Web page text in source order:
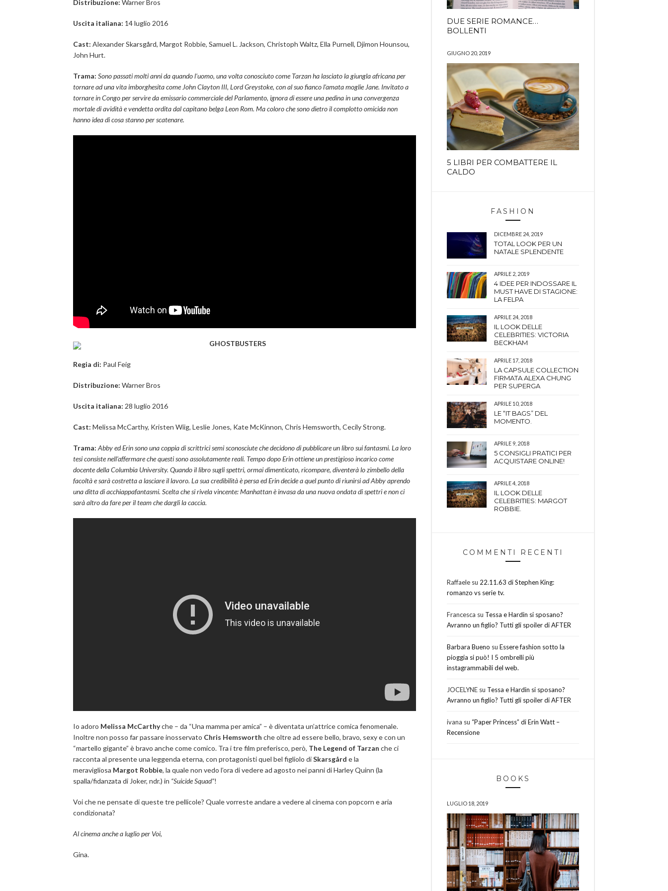
Distribuzione: Warner Bros
Uscita italiana: 14 luglio 2016
Cast: Alexander Skarsgård, Margot Robbie, Samuel L. Jackson, Christoph Waltz, Ella Purnell, Djimon Hounsou,
John Hurt.
Trama: Sono passati molti anni da quando l’uomo, una volta conosciuto come Tarzan ha lasciato la giungla africana per
tornare ad una vita imborghesita come John Clayton III, Lord Greystoke, con al suo fianco l’amata moglie Jane. Invitato a
tornare in Congo per servire da emissario commerciale del Parlamento, ignora di essere una pedina in una convergenza
mortale di avidità e vendetta ordita dal capitano belga Leon Rom. Ma coloro che sono dietro il complotto omicida non
hanno idea di cosa stanno per scatenare.
GHOSTBUSTERS
Regia di: Paul Feig
Distribuzione: Warner Bros
Uscita italiana: 28 luglio 2016
Cast: Melissa McCarthy, Kristen Wiig, Leslie Jones, Kate McKinnon, Chris Hemsworth, Cecily Strong.
Trama: Abby ed Erin sono una coppia di scrittrici semi sconosciute che decidono di pubblicare un libro sui fantasmi. La loro
tesi consiste nell’affermare che questi sono assolutamente reali. Tempo dopo Erin ottiene un prestigioso incarico come
docente della Columbia University. Quando il libro sugli spettri, ormai dimenticato, ricompare, diventerà lo zimbello della
facoltà e sarà costretta a lasciare il lavoro. La sua credibilità è persa ed Erin decide a quel punto di riunirsi ad Abby aprendo
una ditta di acchiappafantasmi. Scelta che si rivela vincente: Manhattan è invasa da una nuova ondata di spettri e non ci
sarà altro da fare per il team che dargli la caccia.
Io adoro Melissa McCarthyche – da “Una mamma per amica” – è diventata un’attrice comica fenomenale.
Inoltre non posso far passare inosservato Chris Hemsworth che oltre ad essere bello, bravo, sexy e con un
“martello gigante” è bravo anche come comico. Tra i tre film preferisco, però, The Legend of Tarzan che ci
racconta al presente una leggenda eterna, con protagonisti quel bel figliolo diSkarsgård e la
meravigliosa Margot Robbie, la quale non vedo l’ora di vedere ad agosto nei panni di Harley Quinn (la
spalla/fidanzata di Joker, ndr.) in “Suicide Squad”!
Voi che ne pensate di queste tre pellicole? Quale vorreste andare a vedere al cinema con popcorn e aria
condizionata?
Al cinema anche a luglio per Voi,
Gina.
DUE SERIE ROMANCE…
BOLLENTI
GIUGNO 20, 2019
5 LIBRI PER COMBATTERE IL
CALDO
FASHION
DICEMBRE 24, 2019
TOTAL LOOK PER UN
NATALE SPLENDENTE
APRILE 2, 2019
4 IDEE PER INDOSSARE IL
MUST HAVE DI STAGIONE:
LA FELPA
APRILE 24, 2018
IL LOOK DELLE
CELEBRITIES: VICTORIA
BECKHAM
APRILE 17, 2018
LA CAPSULE COLLECTION
FIRMATA ALEXA CHUNG
PER SUPERGA
APRILE 10, 2018
LE “IT BAGS” DEL
MOMENTO.
APRILE 9, 2018
5 CONSIGLI PRATICI PER
ACQUISTARE ONLINE!
APRILE 4, 2018
IL LOOK DELLE
CELEBRITIES: MARGOT
ROBBIE.
COMMENTI RECENTI
Raffaele su 22.11.63 di Stephen King:
romanzo vs serie tv.
Francesca su Tessa e Hardin si sposano?
Avranno un figlio? Tutti gli spoiler di AFTER
Barbara Bueno su Essere fashion sotto la
pioggia si può! I 5 ombrelli più
instagrammabili del web.
JOCELYNE su Tessa e Hardin si sposano?
Avranno un figlio? Tutti gli spoiler di AFTER
ivana su “Paper Princess” di Erin Watt –
Recensione
BOOKS
LUGLIO 18, 2019